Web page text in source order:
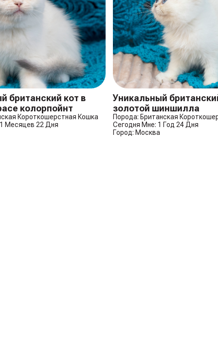
британский кот в
колорпойнт
Короткошерстная Кошка
Месяцев 22 Дня
Уникальный
золотой шиншилла
Порода: Британская
Сегодня Мне: 1 Год 24 Дня
Город: Москва